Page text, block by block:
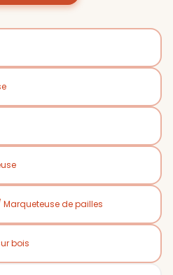
de pailles
bois